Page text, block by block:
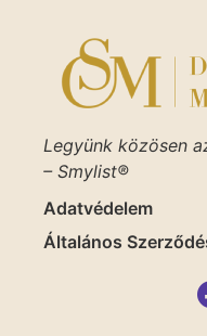
Legyünk közösen
– Smylist®
Adatvédelem
Általános